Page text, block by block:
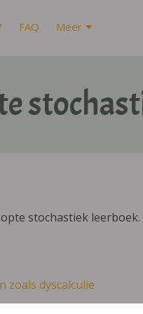
FAQ Meer
stochastiek leerboek.
zoals dyscalculie